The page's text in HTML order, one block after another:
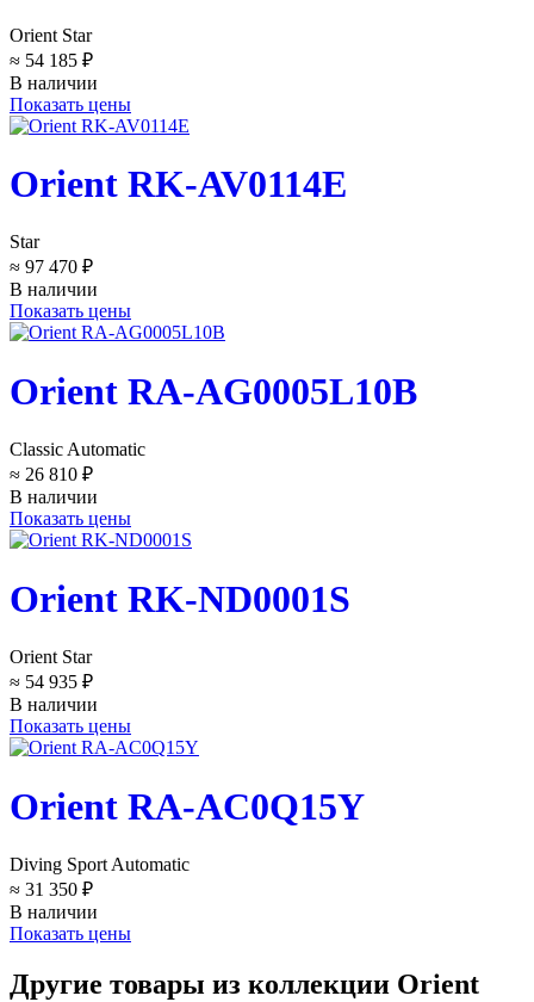
Orient Star
≈ 54 185 ₽
В наличии
Показать цены
Orient RK-AV0114E
Star
≈ 97 470 ₽
В наличии
Показать цены
Orient RA-AG0005L10B
Classic Automatic
≈ 26 810 ₽
В наличии
Показать цены
Orient RK-ND0001S
Orient Star
≈ 54 935 ₽
В наличии
Показать цены
Orient RA-AC0Q15Y
Diving Sport Automatic
≈ 31 350 ₽
В наличии
Показать цены
Другие товары из коллекции Orient